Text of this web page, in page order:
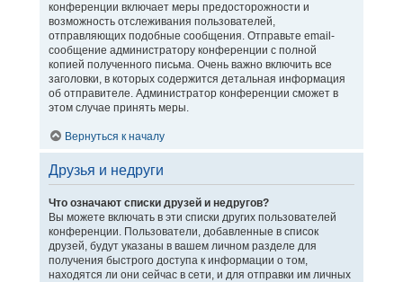
конференции включает меры предосторожности и
возможность отслеживания пользователей,
отправляющих подобные сообщения. Отправьте email-
сообщение администратору конференции с полной
копией полученного письма. Очень важно включить все
заголовки, в которых содержится детальная информация
об отправителе. Администратор конференции сможет в
этом случае принять меры.
Вернуться к началу
Друзья и недруги
Что означают списки друзей и недругов?
Вы можете включать в эти списки других пользователей
конференции. Пользователи, добавленные в список
друзей, будут указаны в вашем личном разделе для
получения быстрого доступа к информации о том,
находятся ли они сейчас в сети, и для отправки им личных